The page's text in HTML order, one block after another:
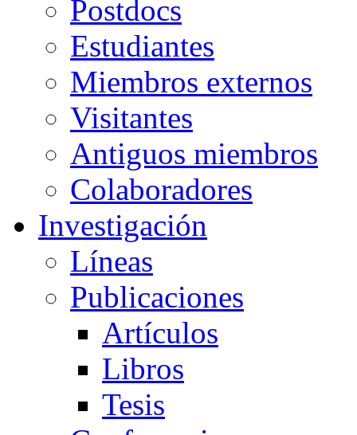
Postdocs
Estudiantes
Miembros externos
Visitantes
Antiguos miembros
Colaboradores
Investigación
Líneas
Publicaciones
Artículos
Libros
Tesis